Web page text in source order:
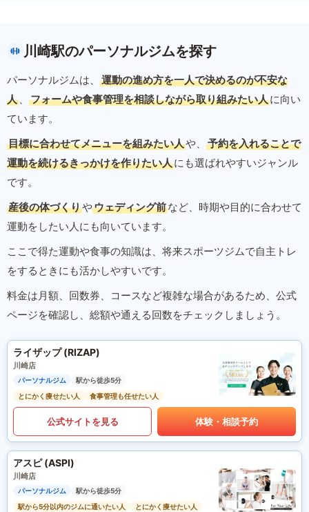
川崎駅のパーソナルジムを探す
パーソナルジムは、
運動の進め方を一人で決めるのが不安な
人 、 フォームや食事管理を相談しながら取り組みたい人に向い
ています。
目標に合わせてメニューを組みたい人や、
予約を入れることで
運動を続けるきっかけを作りたい人にも選ばれやすいジャンル
です。
産後の体づくりやウェディング前など、時期や目的に合わせて
運動をしたい人にも向いています。
ここで得た運動や食事の知識は、将来スポーツジムで自主トレ
をするときにも活かしやすいです。
料金は月額、回数券、コースなど複雑な場合があるため、公式
ページを確認し、総額や通える回数をチェックしましょう。
ライザップ (RIZAP)
川崎店
パーソナルジム
駅から徒歩5分
とにかく痩せたい人
食事管理も任せたい人
公式サイトを見る 体験・相談予約
アスピ (ASPI)
川崎店
パーソナルジム
駅から徒歩5分
駅から5分以内のジムに通いたい人
とにかく痩せたい人